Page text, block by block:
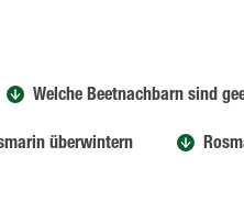
Welche Beetnachbarn sind
überwintern